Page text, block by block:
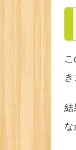
き
結
な